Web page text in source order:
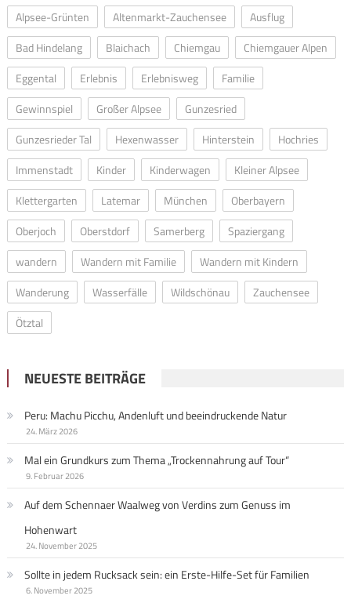
Alpsee-Grünten
Altenmarkt-Zauchensee
Ausflug
Bad Hindelang
Blaichach Chiemgau
Chiemgauer Alpen
Eggental
Erlebnis Erlebnisweg
Familie
Gewinnspiel
Großer Alpsee
Gunzesried
Gunzesrieder Tal
Hexenwasser Hinterstein
Hochries
Immenstadt
Kinder Kinderwagen
Kleiner Alpsee
Klettergarten
Latemar München
Oberbayern
Oberjoch
Oberstdorf Samerberg
Spaziergang
wandern
Wandern mit Familie
Wandern mit Kindern
Wanderung
Wasserfälle Wildschönau
Zauchensee
Ötztal
NEUESTE BEITRÄGE
Peru: Machu Picchu, Andenluft und beeindruckende Natur
24. März 2026
Mal ein Grundkurs zum Thema „Trockennahrung auf Tour“
9. Februar 2026
Auf dem Schennaer Waalweg von Verdins zum Genuss im
Hohenwart
24. November 2025
Sollte in jedem Rucksack sein: ein Erste-Hilfe-Set für Familien
6. November 2025